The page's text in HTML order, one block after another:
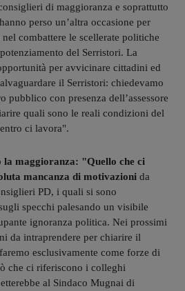
di maggioranza e soprattutto
perso un’altra occasione per
combattere le scellerate politiche
del Serristori. La
per avvicinare cittadini ed
il Serristori: chiedevamo
pubblico con presenza dell’assessore
quali sono le reali condizioni del
ci lavora".
la maggioranza: "Quello che ci
mancanza di motivazioni da
PD, i quali si sono
specchi palesando un visibile
ignoranza politica. Nei prossimi
da intraprendere per chiarire il
esclusivamente come forze di
che ci riferiscono i colleghi
al Sindaco Mugnai di